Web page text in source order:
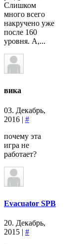
Слишком
много всего
накручено уже
после 160
уровня. А,...
вика
03. Декабрь,
2016 | #
почему эта
игра не
работает?
Evacuator SPB
20. Декабрь,
2015 | #